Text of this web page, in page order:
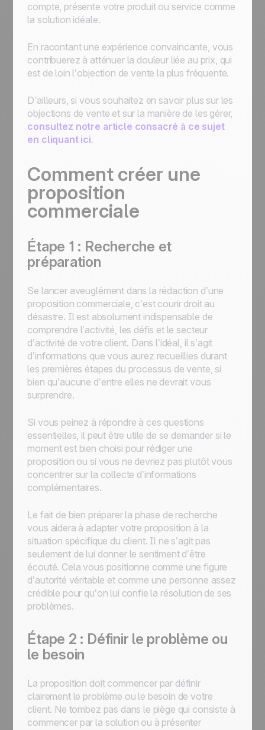
compte, présente votre produit ou service comme
la solution idéale.
En racontant une expérience convaincante, vous
contribuerez à atténuer la douleur liée au prix, qui
est de loin l’objection de vente la plus fréquente.
D’ailleurs, si vous souhaitez en savoir plus sur les
objections de vente et sur la manière de les gérer,
consultez notre article consacré à ce sujet
en cliquant ici.
Comment créer une
proposition
commerciale
Étape 1 : Recherche et
préparation
Se lancer aveuglément dans la rédaction d’une
proposition commerciale, c’est courir droit au
désastre. Il est absolument indispensable de
comprendre l’activité, les défis et le secteur
d’activité de votre client. Dans l’idéal, il s’agit
d’informations que vous aurez recueillies durant
les premières étapes du processus de vente, si
bien qu’aucune d’entre elles ne devrait vous
surprendre.
Si vous peinez à répondre à ces questions
essentielles, il peut être utile de se demander si le
moment est bien choisi pour rédiger une
proposition ou si vous ne devriez pas plutôt vous
concentrer sur la collecte d’informations
complémentaires.
Le fait de bien préparer la phase de recherche
vous aidera à adapter votre proposition à la
situation spécifique du client. Il ne s’agit pas
seulement de lui donner le sentiment d’être
écouté. Cela vous positionne comme une figure
d’autorité véritable et comme une personne assez
crédible pour qu’on lui confie la résolution de ses
problèmes.
Étape 2 : Définir le problème ou
le besoin
La proposition doit commencer par définir
clairement le problème ou le besoin de votre
client. Ne tombez pas dans le piège qui consiste à
commencer par la solution ou à présenter